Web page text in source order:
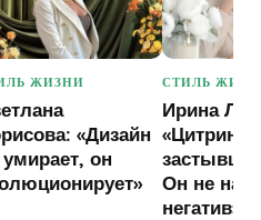
ЖИЗНИ
«Дизайн
умирает, он
СТИЛЬ
Ирина
«Цитрин
Он не
негатив»